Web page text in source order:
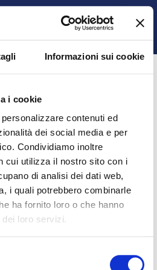
Informazioni sui cookie
i cookie
contenuti ed
dei social media e per
Condividiamo inoltre
cui utilizza il nostro sito con i
di analisi dei dati web,
i quali potrebbero combinarle
ha fornito loro o che hanno
loro servizi.
disattiva input di ricerca
Ospite Login
i profili degli utenti.
autenticarsi.
Annulla